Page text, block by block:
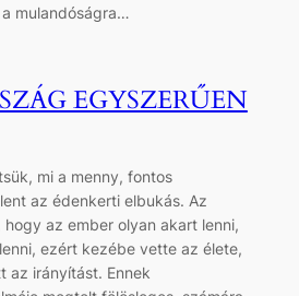
mulandóságra…
EGYSZERŰEN
mi a menny, fontos
az édenkerti elbukás. Az
az ember olyan akart lenni,
ezért kezébe vette az élete,
az irányítást. Ennek